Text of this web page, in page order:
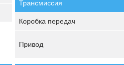
Трансмиссия
Коробка передач
Привод